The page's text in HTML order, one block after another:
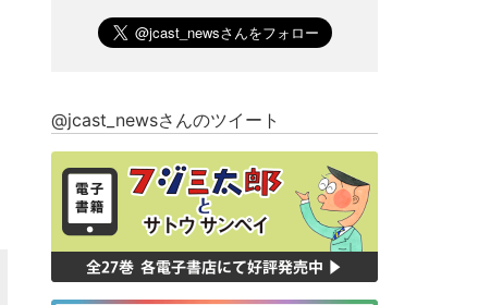
@jcast_newsさんのツイート